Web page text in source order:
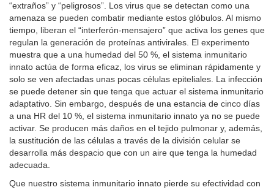
“extraños” y “peligrosos”. Los virus que se detectan como una
amenaza se pueden combatir mediante estos glóbulos. Al mismo
tiempo, liberan el “interferón-mensajero” que activa los genes que
regulan la generación de proteínas antivirales. El experimento
muestra que a una humedad del 50 %, el sistema inmunitario
innato actúa de forma eficaz, los virus se eliminan rápidamente y
solo se ven afectadas unas pocas células epiteliales. La infección
se puede detener sin que tenga que actuar el sistema inmunitario
adaptativo. Sin embargo, después de una estancia de cinco días
a una HR del 10 %, el sistema inmunitario innato ya no se puede
activar. Se producen más daños en el tejido pulmonar y, además,
la sustitución de las células a través de la división celular se
desarrolla más despacio que con un aire que tenga la humedad
adecuada.
Que nuestro sistema inmunitario innato pierde su efectividad con